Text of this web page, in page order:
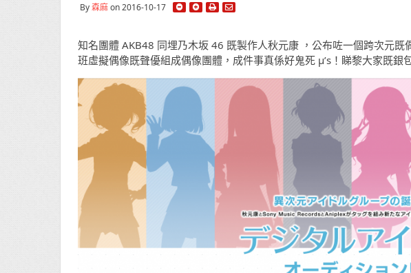
By森麻on 2016-10-17
知名團體 AKB48 同埋乃木坂 46 既製作人秋元康 ，公布咗一個跨次元
班虛擬偶像既聲優組成偶像團體，成件事真係好鬼死 μ’s！睇黎大家既銀